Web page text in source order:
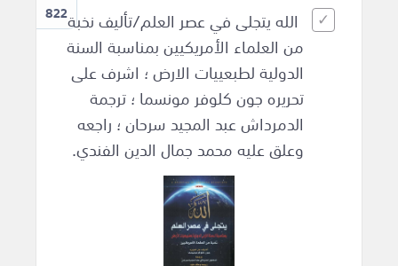
822الله يتجلى في عصر العلم/تأليف نخبة
من العلماء الأمريكيين بمناسبة السنة
الدولية لطبعييات الارض ؛ اشرف على
تحريره جون كلوفر مونسما ؛ ترجمة
الدمرداش عبد المجيد سرحان ؛ راجعه
وعلق عليه محمد جمال الدين الفندي.